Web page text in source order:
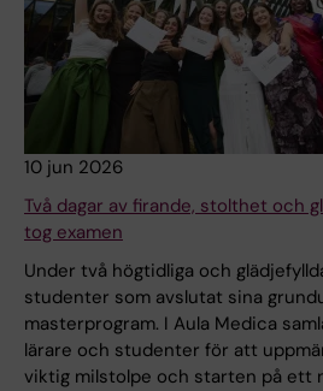
10 jun 2026
Två dagar av firande, stolthet och
tog examen
Under två högtidliga och
studenter som avslutat sina
masterprogram. I Aula Medica
lärare och studenter för att
viktig milstolpe och starten på ett